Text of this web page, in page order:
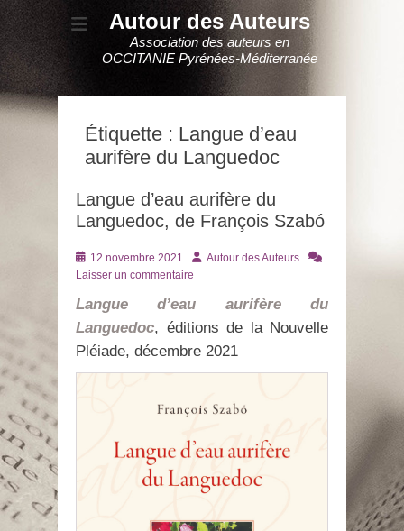
Autour des Auteurs
Association des auteurs en
OCCITANIE Pyrénées-Méditerranée
Étiquette : Langue d’eau
aurifère du Languedoc
Langue d’eau aurifère du
Languedoc, de François Szabó
Posté
le
12 novembre 2021 AuteurAutour des Auteurs
Laisser un commentaire
Langue d’eau aurifère du
Languedoc, éditions de la Nouvelle
Pléiade, décembre 2021